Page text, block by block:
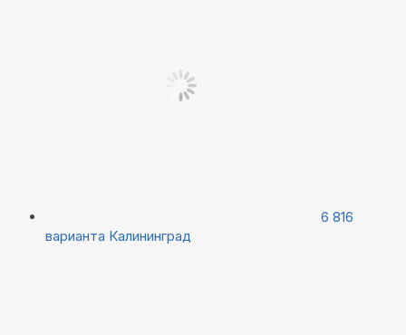
6 816
варианта Калининград